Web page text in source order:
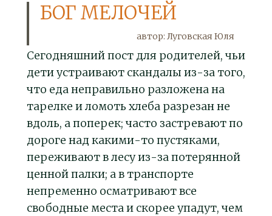
БОГ МЕЛОЧЕЙ
автор: Луговская Юля
Сегодняшний пост для родителей, чьи
дети устраивают скандалы из-за того,
что еда неправильно разложена на
тарелке и ломоть хлеба разрезан не
вдоль, а поперек; часто застревают по
дороге над какими-то пустяками,
переживают в лесу из-за потерянной
ценной палки; а в транспорте
непременно осматривают все
свободные места и скорее упадут, чем